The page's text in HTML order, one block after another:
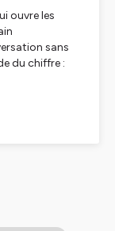
ouvre les
sans
du chiffre :